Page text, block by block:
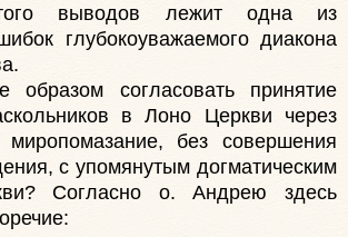
выводов лежит одна из
глубокоуважаемого диакона
образом согласовать принятие
в Лоно Церкви через
без совершения
с упомянутым догматическим
Согласно о. Андрею здесь